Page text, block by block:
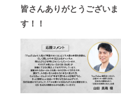
皆さんありがとうございま
す！！